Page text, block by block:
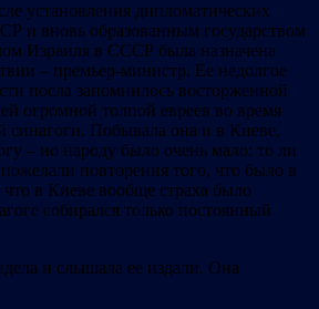
установления дипломатических
и вновь образованным государством
Израиля в СССР была назначена
– премьер‐министр. Ее недолгое
посла запомнилось восторженной
огромной толпой евреев во время
синагоги. Побывала она и в Киеве,
– но народу было очень мало: то ли
повторения того, что было в
в Киеве вообще страха было
собирался только постоянный
и слышала ее издали. Она